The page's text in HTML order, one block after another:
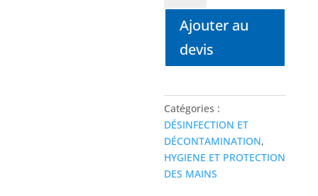
PURELL®
Lingettes
Antimicrobiennes
Plus
antiseptiques
pour
les
mains
et
Ajouter au
devis
Catégories :
DÉSINFECTION ET
DÉCONTAMINATION,
HYGIENE ET PROTECTION
DES MAINS